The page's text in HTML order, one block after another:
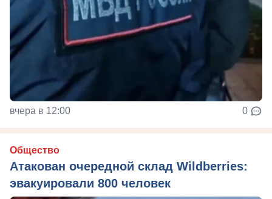
вчера в 12:00 0
Общество
Атакован очередной склад Wildberries:
эвакуировали 800 человек